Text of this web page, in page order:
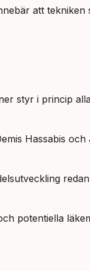
att
styr i princip
Hassabis
potentiella